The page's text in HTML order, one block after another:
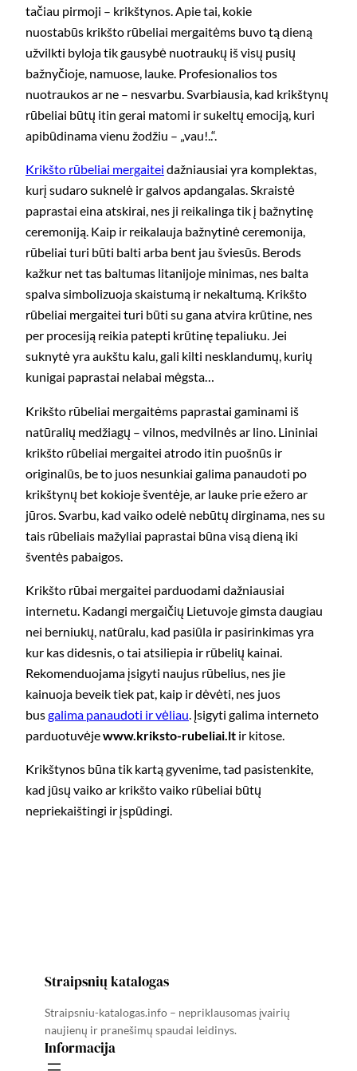
tačiau pirmoji – krikštynos. Apie tai, kokie
nuostabūs krikšto rūbeliai mergaitėms buvo tą dieną
užvilkti byloja tik gausybė nuotraukų iš visų pusių
bažnyčioje, namuose, lauke. Profesionalios tos
nuotraukos ar ne – nesvarbu. Svarbiausia, kad krikštynų
rūbeliai būtų itin gerai matomi ir sukeltų emociją, kuri
apibūdinama vienu žodžiu – „vau!..“.
Krikšto rūbeliai mergaitei dažniausiai yra komplektas,
kurį sudaro suknelė ir galvos apdangalas. Skraistė
paprastai eina atskirai, nes ji reikalinga tik į bažnytinę
ceremoniją. Kaip ir reikalauja bažnytinė ceremonija,
rūbeliai turi būti balti arba bent jau šviesūs. Berods
kažkur net tas baltumas litanijoje minimas, nes balta
spalva simbolizuoja skaistumą ir nekaltumą. Krikšto
rūbeliai mergaitei turi būti su gana atvira krūtine, nes
per procesiją reikia patepti krūtinę tepaliuku. Jei
suknytė yra aukštu kalu, gali kilti nesklandumų, kurių
kunigai paprastai nelabai mėgsta…
Krikšto rūbeliai mergaitėms paprastai gaminami iš
natūralių medžiagų – vilnos, medvilnės ar lino. Lininiai
krikšto rūbeliai mergaitei atrodo itin puošnūs ir
originalūs, be to juos nesunkiai galima panaudoti po
krikštynų bet kokioje šventėje, ar lauke prie ežero ar
jūros. Svarbu, kad vaiko odelė nebūtų dirginama, nes su
tais rūbeliais mažyliai paprastai būna visą dieną iki
šventės pabaigos.
Krikšto rūbai mergaitei parduodami dažniausiai
internetu. Kadangi mergaičių Lietuvoje gimsta daugiau
nei berniukų, natūralu, kad pasiūla ir pasirinkimas yra
kur kas didesnis, o tai atsiliepia ir rūbelių kainai.
Rekomenduojama įsigyti naujus rūbelius, nes jie
kainuoja beveik tiek pat, kaip ir dėvėti, nes juos
busgalima panaudoti ir vėliau. Įsigyti galima interneto
parduotuvėjewww.kriksto-rubeliai.lt ir kitose.
Krikštynos būna tik kartą gyvenime, tad pasistenkite,
kad jūsų vaiko ar krikšto vaiko rūbeliai būtų
nepriekaištingi ir įspūdingi.
Straipsnių katalogas
Straipsniu-katalogas.info – nepriklausomas įvairių
naujienų ir pranešimų spaudai leidinys.
Informacija